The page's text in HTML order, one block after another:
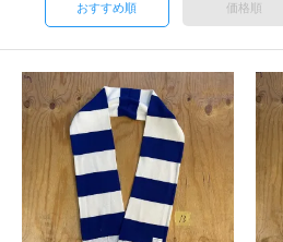
おすすめ順 価格順